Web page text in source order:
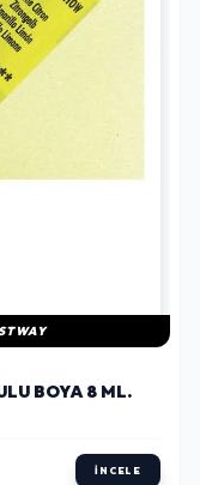
BOYA 8 ML.
İNCELE